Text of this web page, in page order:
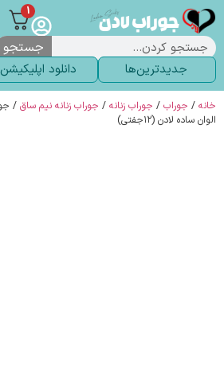
1
جستجو
جدیدترین‌ها دانلود اپلیکیشن
خانه / جوراب / جوراب زنانه / جوراب زنانه نیم ساق
الوان ساده لادن (۱۲جفتی)